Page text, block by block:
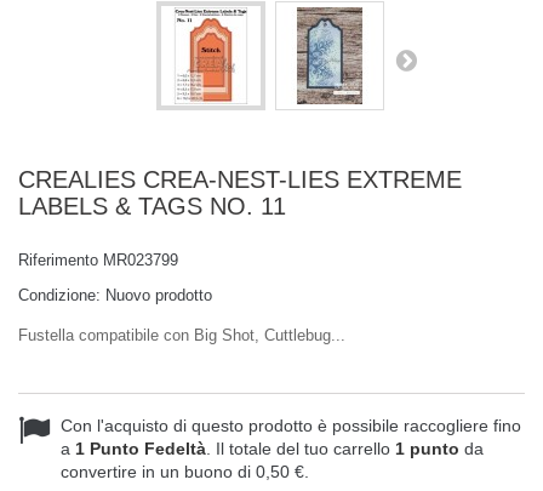
CREALIES CREA-NEST-LIES EXTREME
LABELS & TAGS NO. 11
Riferimento MR023799
Condizione: Nuovo prodotto
Fustella compatibile con Big Shot, Cuttlebug...
Con l'acquisto di questo prodotto è possibile raccogliere fino
a 1 Punto Fedeltà . Il totale del tuo carrello 1 punto da
convertire in un buono di 0,50 €